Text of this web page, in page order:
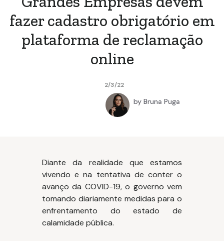
fazer cadastro obrigatório em
plataforma de reclamação
online
2/3/22
by Bruna Puga
Diante da realidade que estamos
vivendo e na tentativa de conter o
avanço da COVID-19, o governo vem
tomando diariamente medidas para o
enfrentamento do estado de
calamidade pública.